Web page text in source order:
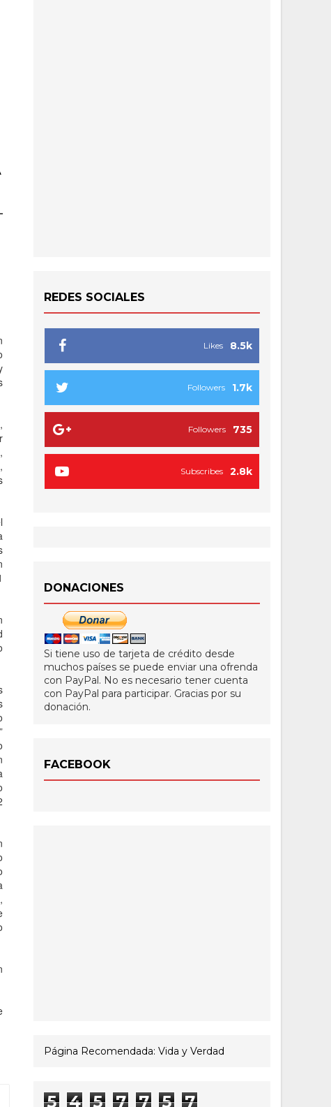
REDES SOCIALES
8.5k
Likes
1.7k
Followers
735
Followers
2.8k
Subscribes
DONACIONES
Si tiene uso de tarjeta de crédito desde
muchos países se puede enviar una ofrenda
con PayPal. No es necesario tener cuenta
con PayPal para participar. Gracias por su
donación.
FACEBOOK
Página Recomendada: Vida y Verdad
5 4 5 7 7 5 7